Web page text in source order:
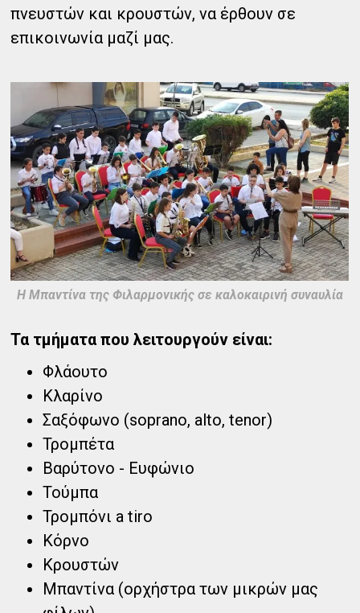
πνευστών και κρουστών, να έρθουν σε
επικοινωνία μαζί μας.
Η Μπαντίνα της Φιλαρμονικής σε καλοκαιρινή συναυλία
Τα τμήματα που λειτουργούν είναι:
Φλάουτο
Κλαρίνο
Σαξόφωνο (soprano, alto, tenor)
Τρομπέτα
Βαρύτονο - Eυφώνιο
Τούμπα
Τρομπόνι a tiro
Κόρνο
Κρουστών
Μπαντίνα (ορχήστρα των μικρών μας